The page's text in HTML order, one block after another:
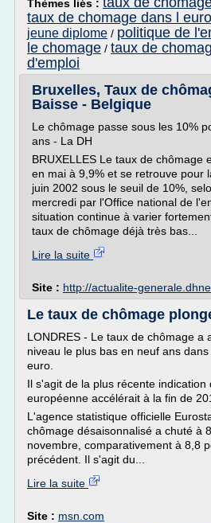
Thèmes liés :
taux de chomage dans l
jeune diplome / politique de
le chomage / taux de
d'emploi
Bruxelles, Taux de
Baisse - Belgique
Le chômage passe sous les 10%
ans - La DH
BRUXELLES Le taux de chômage
en mai à 9,9% et se retrouve pour
juin 2002 sous le seuil de 10%,
mercredi par l'Office national de
situation continue à varier
taux de chômage déjà très bas...
Lire la suite
Site : http://actualite-
Le taux de chômage
LONDRES - Le taux de chômage a
niveau le plus bas en neuf ans
euro.
Il s'agit de la plus récente indication
européenne accélérait à la fin de
L'agence statistique officielle
chômage désaisonnalisé a chuté à
novembre, comparativement à 8,8
précédent. Il s'agit du...
Lire la suite
Site : msn.com